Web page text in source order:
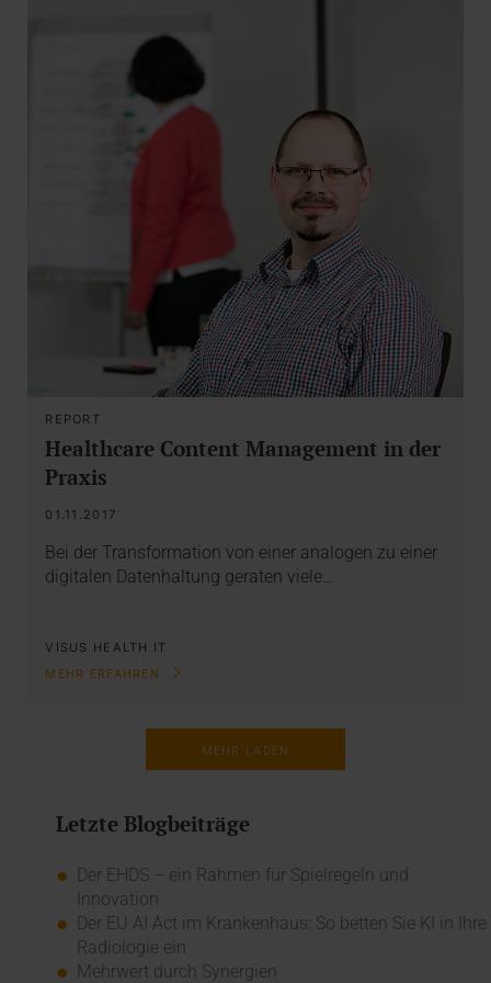
REPORT
Healthcare Content Management in der
Praxis
01.11.2017
Bei der Transformation von einer analogen zu einer
digitalen Datenhaltung geraten viele…
VISUS HEALTH IT
MEHR ERFAHREN
MEHR LADEN
Letzte Blogbeiträge
Der EHDS – ein Rahmen für Spielregeln und
Innovation
Der EU AI Act im Krankenhaus: So betten Sie KI in Ihre
Radiologie ein
Mehrwert durch Synergien